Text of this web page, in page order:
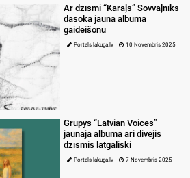
Ar dzīsmi “Karaļs” Sovvaļnīks
dasoka jauna albuma
gaideišonu
Portals lakuga.lv 10 Novembris 2025
Grupys “Latvian Voices”
jaunajā albumā ari divejis
dzīsmis latgaliski
Portals lakuga.lv 7 Novembris 2025